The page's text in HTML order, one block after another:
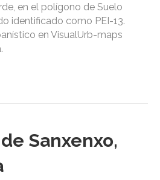
en el polígono de Suelo
identificado como PEI-13.
en VisualUrb-maps
Sanxenxo,